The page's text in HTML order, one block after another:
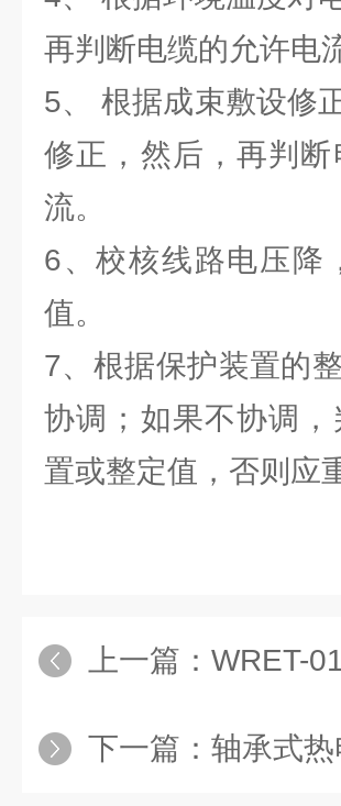
再判断电缆的允许电
5、 根据成束敷设修
修正，然后，再判
流。
6、校核线路电压降
值。
7、根据保护装置的
协调；如果不协调
置或整定值，否则应
上一篇： WRET-
下一篇： 轴承式